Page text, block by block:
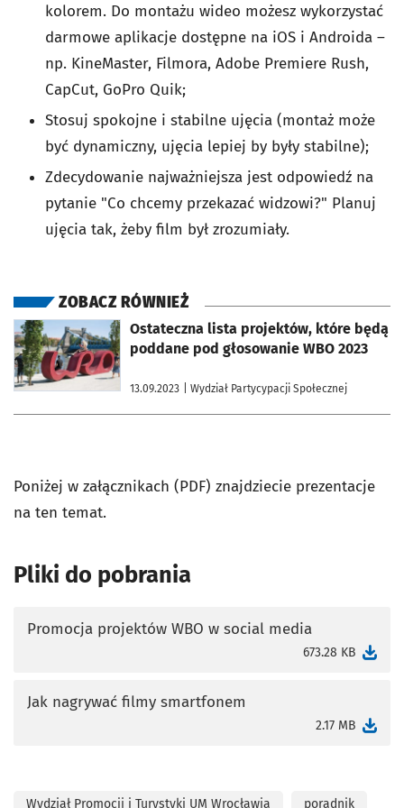
kolorem. Do montażu wideo możesz wykorzystać
darmowe aplikacje dostępne na iOS i Androida –
np. KineMaster, Filmora, Adobe Premiere Rush,
CapCut, GoPro Quik;
Stosuj spokojne i stabilne ujęcia (montaż może
być dynamiczny, ujęcia lepiej by były stabilne);
Zdecydowanie najważniejsza jest odpowiedź na
pytanie "Co chcemy przekazać widzowi?" Planuj
ujęcia tak, żeby film był zrozumiały.
ZOBACZ RÓWNIEŻ
Ostateczna lista projektów, które będą
poddane pod głosowanie WBO 2023
13.09.2023 | Wydział Partycypacji Społecznej
otworzy się w nowej karcie
Poniżej w załącznikach (PDF) znajdziecie prezentacje
na ten temat.
Pliki do pobrania
Promocja projektów WBO w social media
673.28 KB
Jak nagrywać filmy smartfonem
2.17 MB
Wydział Promocji i Turystyki UM Wrocławia poradnik